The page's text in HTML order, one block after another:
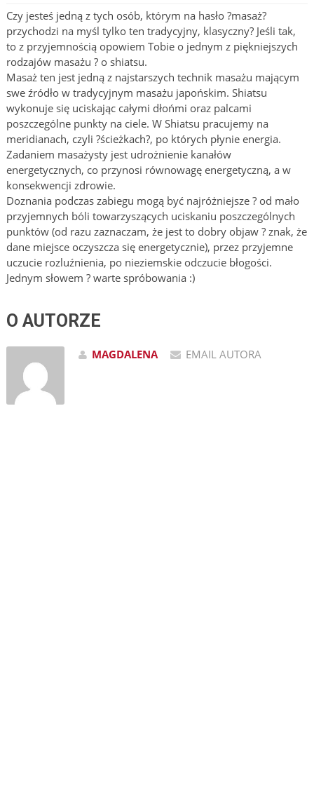
Czy jesteś jedną z tych osób, którym na hasło ?masaż?
przychodzi na myśl tylko ten tradycyjny, klasyczny? Jeśli tak,
to z przyjemnością opowiem Tobie o jednym z piękniejszych
rodzajów masażu ? o shiatsu.
Masaż ten jest jedną z najstarszych technik masażu mającym
swe źródło w tradycyjnym masażu japońskim. Shiatsu
wykonuje się uciskając całymi dłońmi oraz palcami
poszczególne punkty na ciele. W Shiatsu pracujemy na
meridianach, czyli ?ścieżkach?, po których płynie energia.
Zadaniem masażysty jest udrożnienie kanałów
energetycznych, co przynosi równowagę energetyczną, a w
konsekwencji zdrowie.
Doznania podczas zabiegu mogą być najróżniejsze ? od mało
przyjemnych bóli towarzyszących uciskaniu poszczególnych
punktów (od razu zaznaczam, że jest to dobry objaw ? znak, że
dane miejsce oczyszcza się energetycznie), przez przyjemne
uczucie rozluźnienia, po nieziemskie odczucie błogości.
Jednym słowem ? warte spróbowania :)
O AUTORZE
MAGDALENA EMAIL AUTORA